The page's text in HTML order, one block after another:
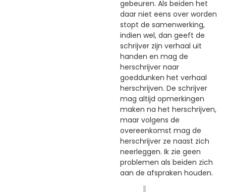
gebeuren. Als beiden het
daar niet eens over worden
stopt de samenwerking,
indien wel, dan geeft de
schrijver zijn verhaal uit
handen en mag de
herschrijver naar
goeddunken het verhaal
herschrijven. De schrijver
mag altijd opmerkingen
maken na het herschrijven,
maar volgens de
overeenkomst mag de
herschrijver ze naast zich
neerleggen. Ik zie geen
problemen als beiden zich
aan de afspraken houden.